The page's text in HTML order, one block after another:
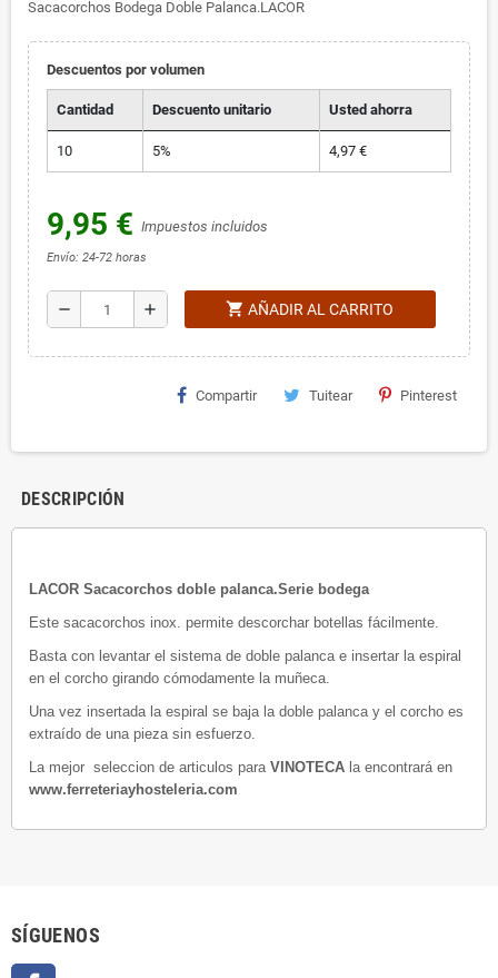
Sacacorchos Bodega Doble Palanca.LACOR
Descuentos por volumen
Cantidad Descuento unitario Usted ahorra
10 5% 4,97 €
9,95 € Impuestos incluidos
Envío: 24-72 horas
remove add shopping_cart AÑADIR AL CARRITO
Compartir Tuitear Pinterest
DESCRIPCIÓN
LACOR Sacacorchos doble palanca.Serie bodega
Este sacacorchos inox. permite descorchar botellas fácilmente.
Basta con levantar el sistema de doble palanca e insertar la espiral
en el corcho girando cómodamente la muñeca.
Una vez insertada la espiral se baja la doble palanca y el corcho es
extraído de una pieza sin esfuerzo.
La mejor seleccion de articulos para VINOTECA la encontrará en
www.ferreteriayhosteleria.com
SÍGUENOS